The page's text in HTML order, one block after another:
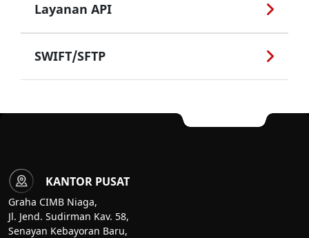
Layanan API
SWIFT/SFTP
KANTOR PUSAT
Graha CIMB Niaga,
Jl. Jend. Sudirman Kav. 58,
Senayan Kebayoran Baru,